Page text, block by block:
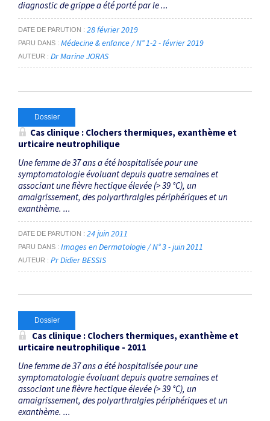
au
diagnostic de grippe a été porté par le ...
DATE DE PARUTION 28 février 2019
PARU DANS Médecine & enfance / N° 1-2 - février 2019
AUTEUR Dr Marine JORAS
Dossier
Cas clinique : Clochers thermiques, exanthème et
urticaire neutrophilique
Une femme de 37 ans a été hospitalisée pour une
symptomatologie évoluant depuis quatre semaines et
associant une fièvre hectique élevée (> 39 °C), un
amaigrissement, des polyarthralgies périphériques et un
exanthème. ...
DATE DE PARUTION 24 juin 2011
PARU DANS Images en Dermatologie / N° 3 - juin 2011
AUTEUR Pr Didier BESSIS
Dossier
Cas clinique : Clochers thermiques, exanthème et
urticaire neutrophilique - 2011
Une femme de 37 ans a été hospitalisée pour une
symptomatologie évoluant depuis quatre semaines et
associant une fièvre hectique élevée (> 39 °C), un
amaigrissement, des polyarthralgies périphériques et un
exanthème. ...